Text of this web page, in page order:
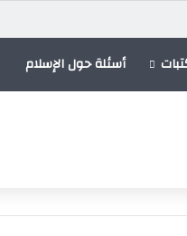
أسئلة حول الإسلام